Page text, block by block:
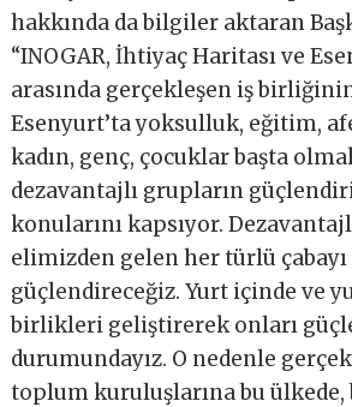
hakkında da bilgiler aktaran
“INOGAR, İhtiyaç Haritası ve
arasında gerçekleşen iş
Esenyurt’ta yoksulluk, eğitim,
kadın, genç, çocuklar başta
dezavantajlı grupların
konularını kapsıyor.
elimizden gelen her türlü
güçlendireceğiz. Yurt içinde ve
birlikleri geliştirerek onları
durumundayız. O nedenle
toplum kuruluşlarına bu ülkede,